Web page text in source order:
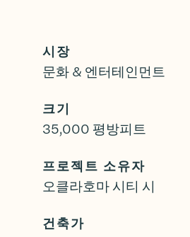
시장
문화 & 엔터테인먼트
크기
35,000 평방피트
프로젝트 소유자
오클라호마 시티 시
건축가